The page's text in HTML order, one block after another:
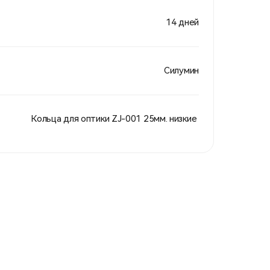
14 дней
Силумин
Кольца для оптики ZJ-001 25мм. низкие